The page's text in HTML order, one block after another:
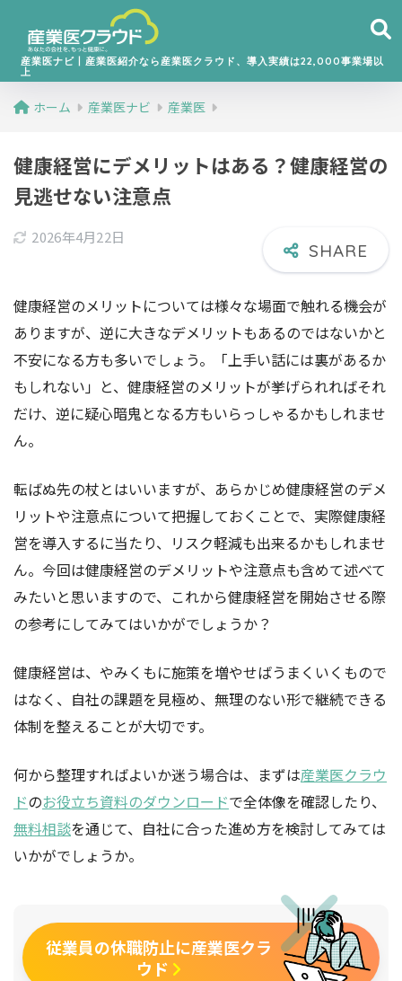
産業医ナビ丨産業医紹介なら産業医クラウド、導入実績は22,000事業場以
上
ホーム 産業医ナビ 産業医
健康経営にデメリットはある？健康経営の
見逃せない注意点
2026年4月22日
健康経営のメリットについては様々な場面で触れる機会が
ありますが、逆に大きなデメリットもあるのではないかと
不安になる方も多いでしょう。「上手い話には裏があるか
もしれない」と、健康経営のメリットが挙げられればそれ
だけ、逆に疑心暗鬼となる方もいらっしゃるかもしれませ
ん。
転ばぬ先の杖とはいいますが、あらかじめ健康経営のデメ
リットや注意点について把握しておくことで、実際健康経
営を導入するに当たり、リスク軽減も出来るかもしれませ
ん。今回は健康経営のデメリットや注意点も含めて述べて
みたいと思いますので、これから健康経営を開始させる際
の参考にしてみてはいかがでしょうか？
健康経営は、やみくもに施策を増やせばうまくいくもので
はなく、自社の課題を見極め、無理のない形で継続できる
体制を整えることが大切です。
何から整理すればよいか迷う場合は、まずは産業医クラウ
ドのお役立ち資料のダウンロードで全体像を確認したり、
無料相談を通じて、自社に合った進め方を検討してみては
いかがでしょうか。
従業員の休職防止に産業医クラ
ウド